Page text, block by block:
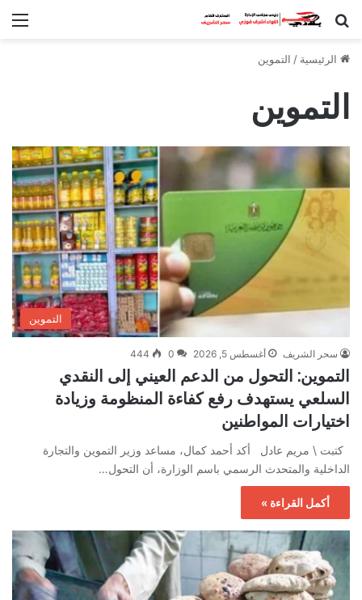
بحث عن
الرئيسية / التموين
التموين
التموين
سحر الشريف أغسطس 5, 2026 0
444
التموين: التحول من الدعم العيني إلى النقدي
السلعي يستهدف رفع كفاءة المنظومة وزيادة
اختيارات المواطنين
كتبت \ مريم عادل أكد أحمد كمال، مساعد وزير التموين والتجارة
الداخلية والمتحدث الرسمي باسم الوزارة، أن التحول…
أكمل القراءة »